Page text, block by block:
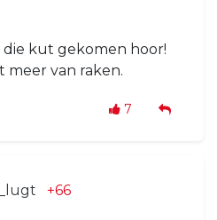
kut gekomen hoor!
meer van raken.
7
+66